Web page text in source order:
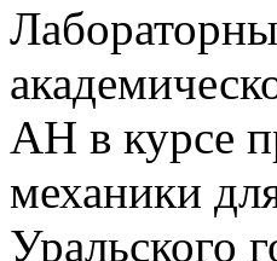
АН в курсе
механики
Уральского